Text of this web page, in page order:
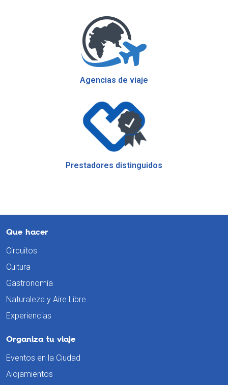
Agencias de viaje
Prestadores distinguidos
Que hacer
Circuitos
Cultura
Gastronomía
Naturaleza y Aire Libre
Experiencias
Organiza tu viaje
Eventos en la Ciudad
Alojamientos